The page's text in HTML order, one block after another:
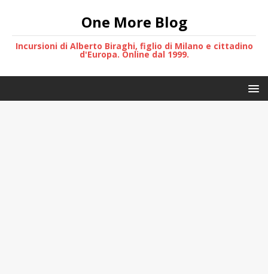
One More Blog
Incursioni di Alberto Biraghi, figlio di Milano e cittadino
d'Europa. Online dal 1999.